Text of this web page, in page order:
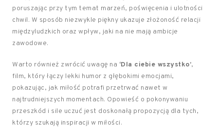
poruszając przy tym temat marzeń, poświęcenia i ulotności
chwil. W sposób niezwykle piękny ukazuje złożoność relacji
międzyludzkich oraz wpływ, jaki na nie mają ambicje
zawodowe.
Warto również zwrócić uwagę na ‘Dla ciebie wszystko’,
film, który łączy lekki humor z głębokimi emocjami,
pokazując, jak miłość potrafi przetrwać nawet w
najtrudniejszych momentach. Opowieść o pokonywaniu
przeszkód i sile uczuć jest doskonałą propozycją dla tych,
którzy szukają inspiracji w miłości.